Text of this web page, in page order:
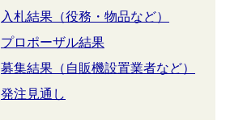
入札結果（役務・物品など）
プロポーザル結果
募集結果（自販機設置業者など）
発注見通し